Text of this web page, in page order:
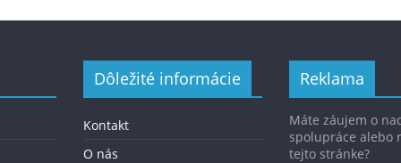
Dôležité informácie
Kontakt
O nás
Reklama
Máte záujem o
spolupráce alebo
tejto stránke?